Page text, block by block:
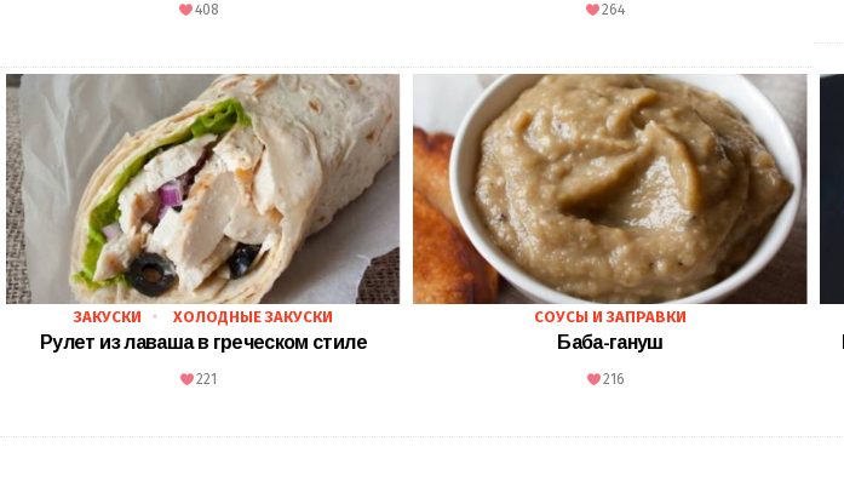
408 264
ЗАКУСКИ ХОЛОДНЫЕ ЗАКУСКИ
Рулет из лаваша в греческом стиле
221
СОУСЫ И ЗАПРАВКИ
Баба-гануш
216